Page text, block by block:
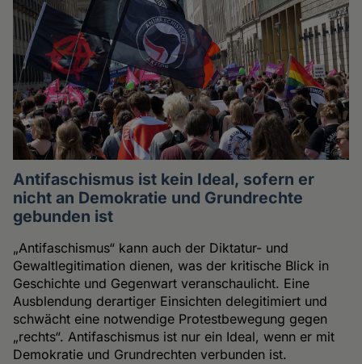
Antifaschismus ist kein Ideal, sofern er
nicht an Demokratie und Grundrechte
gebunden ist
„Antifaschismus“ kann auch der Diktatur- und
Gewaltlegitimation dienen, was der kritische Blick in
Geschichte und Gegenwart veranschaulicht. Eine
Ausblendung derartiger Einsichten delegitimiert und
schwächt eine notwendige Protestbewegung gegen
„rechts“. Antifaschismus ist nur ein Ideal, wenn er mit
Demokratie und Grundrechten verbunden ist.